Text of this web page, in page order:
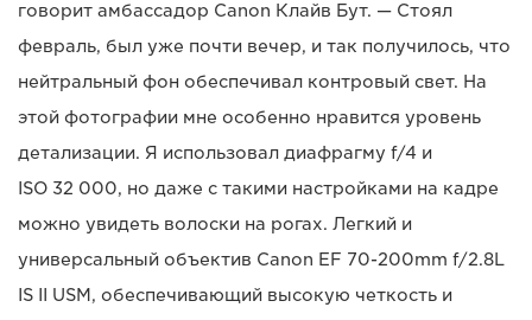
говорит амбассадор Canon Клайв Бут. — Стоял
февраль, был уже почти вечер, и так получилось, что
нейтральный фон обеспечивал контровый свет. На
этой фотографии мне особенно нравится уровень
детализации. Я использовал диафрагму f/4 и
ISO 32 000, но даже с такими настройками на кадре
можно увидеть волоски на рогах. Легкий и
универсальный объектив Canon EF 70-200mm f/2.8L
IS II USM, обеспечивающий высокую четкость и